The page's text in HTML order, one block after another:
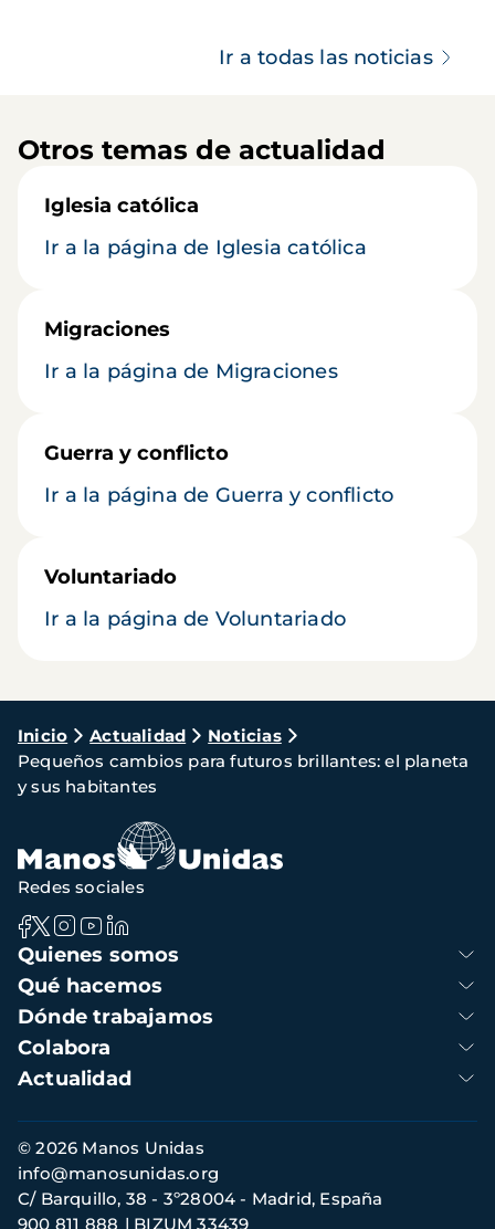
Ir a todas las noticias
Otros temas de actualidad
Iglesia católica
Ir a la página de Iglesia católica
Migraciones
Ir a la página de Migraciones
Guerra y conflicto
Ir a la página de Guerra y conflicto
Voluntariado
Ir a la página de Voluntariado
Ruta
de
navegación
Inicio Actualidad
Noticias
Pequeños cambios para futuros brillantes: el planeta
y sus habitantes
Navegación
principal
Quienes somos
Qué hacemos
Dónde trabajamos
Colabora
Actualidad
Redes sociales
Información
de
contacto
© 2026 Manos Unidas
C/ Barquillo, 38 - 3º28004 - Madrid, España
900 811 888
BIZUM 33439
info@manosunidas.org